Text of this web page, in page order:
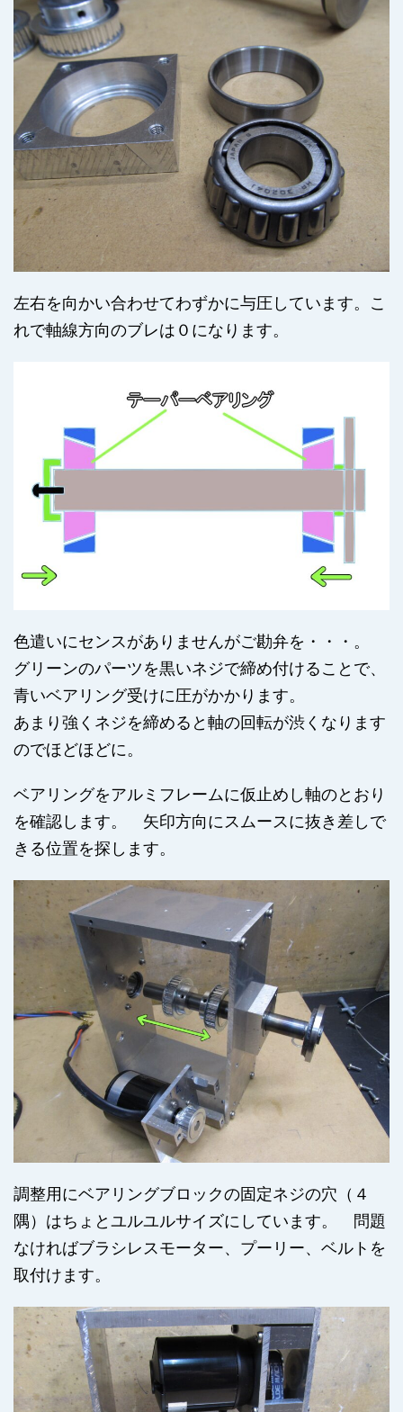
左右を向かい合わせてわずかに与圧しています。こ
れで軸線方向のブレは０になります。
色遣いにセンスがありませんがご勘弁を・・・。
グリーンのパーツを黒いネジで締め付けることで、
青いベアリング受けに圧がかかります。
あまり強くネジを締めると軸の回転が渋くなります
のでほどほどに。
ベアリングをアルミフレームに仮止めし軸のとおり
を確認します。 矢印方向にスムースに抜き差しで
きる位置を探します。
調整用にベアリングブロックの固定ネジの穴（４
隅）はちょとユルユルサイズにしています。 問題
なければブラシレスモーター、プーリー、ベルトを
取付けます。